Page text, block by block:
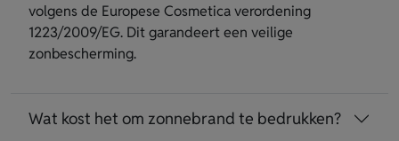
volgens de Europese Cosmetica verordening
1223/2009/EG. Dit garandeert een veilige
zonbescherming.
Wat kost het om zonnebrand te bedrukken?